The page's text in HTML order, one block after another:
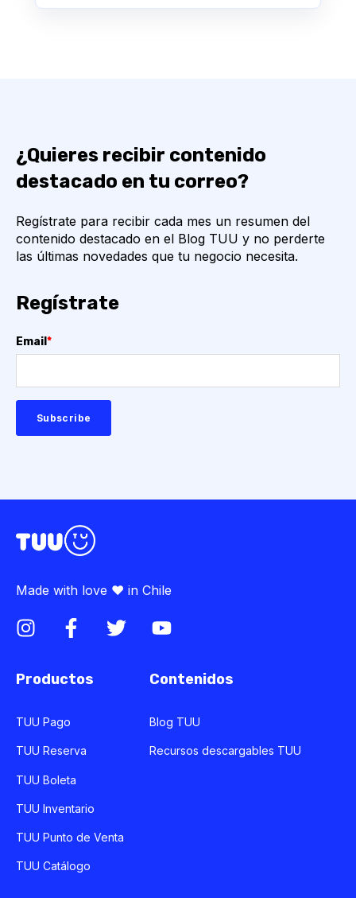
¿Quieres recibir contenido
destacado en tu correo?
Regístrate para recibir cada mes un resumen del
contenido destacado en el Blog TUU y no perderte
las últimas novedades que tu negocio necesita.
Regístrate
Email *
Made with love ♥ in Chile
Productos
TUU Pago
TUU Reserva
TUU Boleta
TUU Inventario
TUU Punto de Venta
TUU Catálogo
Contenidos
Blog TUU
Recursos descargables TUU